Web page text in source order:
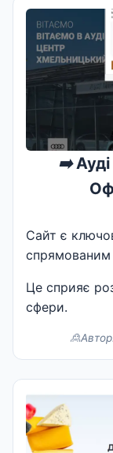
➡️Ауді
Сайт є
спрямованим
Це сприяє
сфери.